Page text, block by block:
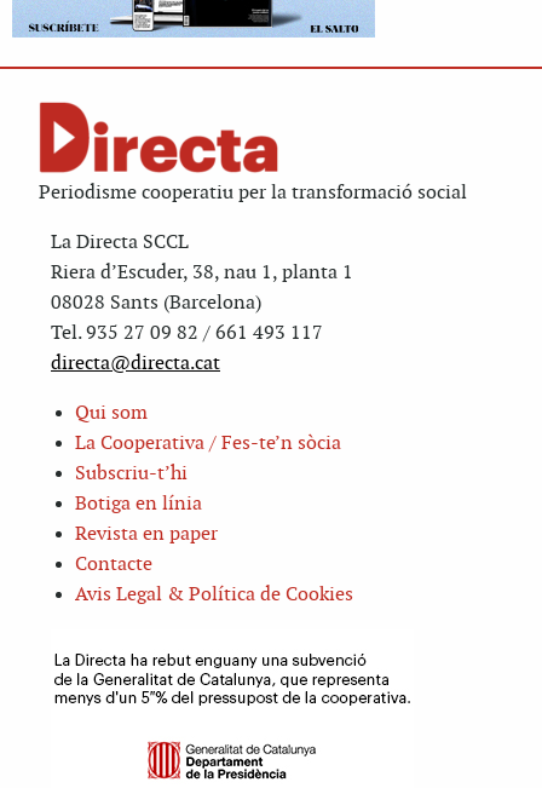
Periodisme cooperatiu per la transformació social
La Directa SCCL
Riera d’Escuder, 38, nau 1, planta 1
08028 Sants (Barcelona)
Tel. 935 27 09 82 / 661 493 117
directa@directa.cat
Qui som
La Cooperativa / Fes-te’n sòcia
Subscriu-t’hi
Botiga en línia
Revista en paper
Contacte
Avis Legal & Política de Cookies